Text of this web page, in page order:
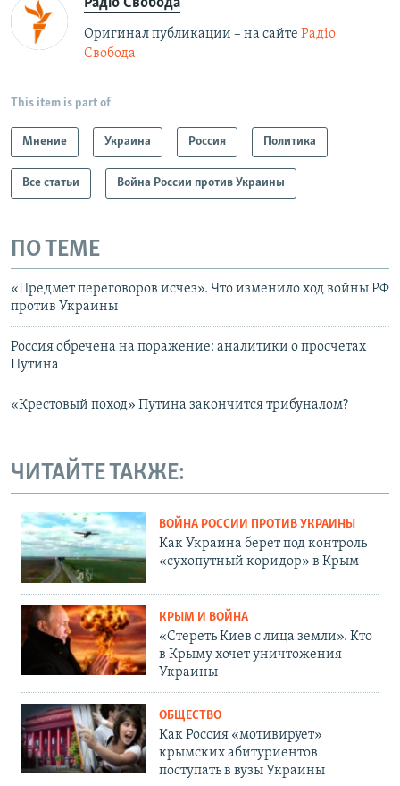
Оригинал публикации – на сайте Радіо
Свобода
This item is part of
Мнение Украина Россия Политика
Все статьи Война России против Украины
ПО ТЕМЕ
«Предмет переговоров исчез». Что изменило ход войны РФ
против Украины
Россия обречена на поражение: аналитики о просчетах
Путина
«Крестовый поход» Путина закончится трибуналом?
ЧИТАЙТЕ ТАКЖЕ:
ВОЙНА РОССИИ ПРОТИВ УКРАИНЫ
Как Украина берет под контроль
«сухопутный коридор» в Крым
КРЫМ И ВОЙНА
«Стереть Киев с лица земли». Кто
в Крыму хочет уничтожения
Украины
ОБЩЕСТВО
Как Россия «мотивирует»
крымских абитуриентов
поступать в вузы Украины